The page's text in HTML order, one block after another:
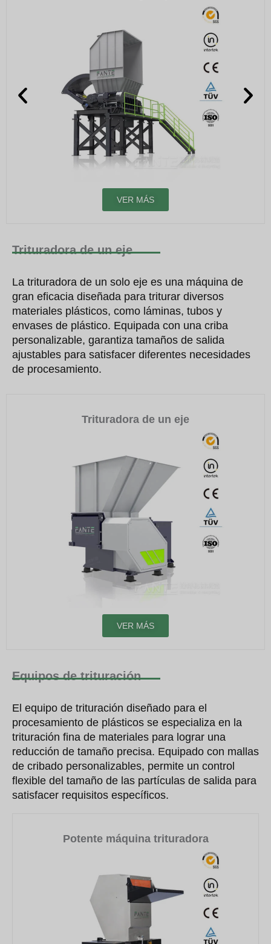
VER MÁS
Trituradora de un eje
La trituradora de un solo eje es una máquina de
gran eficacia diseñada para triturar diversos
materiales plásticos, como láminas, tubos y
envases de plástico. Equipada con una criba
personalizable, garantiza tamaños de salida
ajustables para satisfacer diferentes necesidades
de procesamiento.
Trituradora de un eje
VER MÁS
Equipos de trituración
El equipo de trituración diseñado para el
procesamiento de plásticos se especializa en la
trituración fina de materiales para lograr una
reducción de tamaño precisa. Equipado con mallas
de cribado personalizables, permite un control
flexible del tamaño de las partículas de salida para
satisfacer requisitos específicos.
Potente máquina trituradora